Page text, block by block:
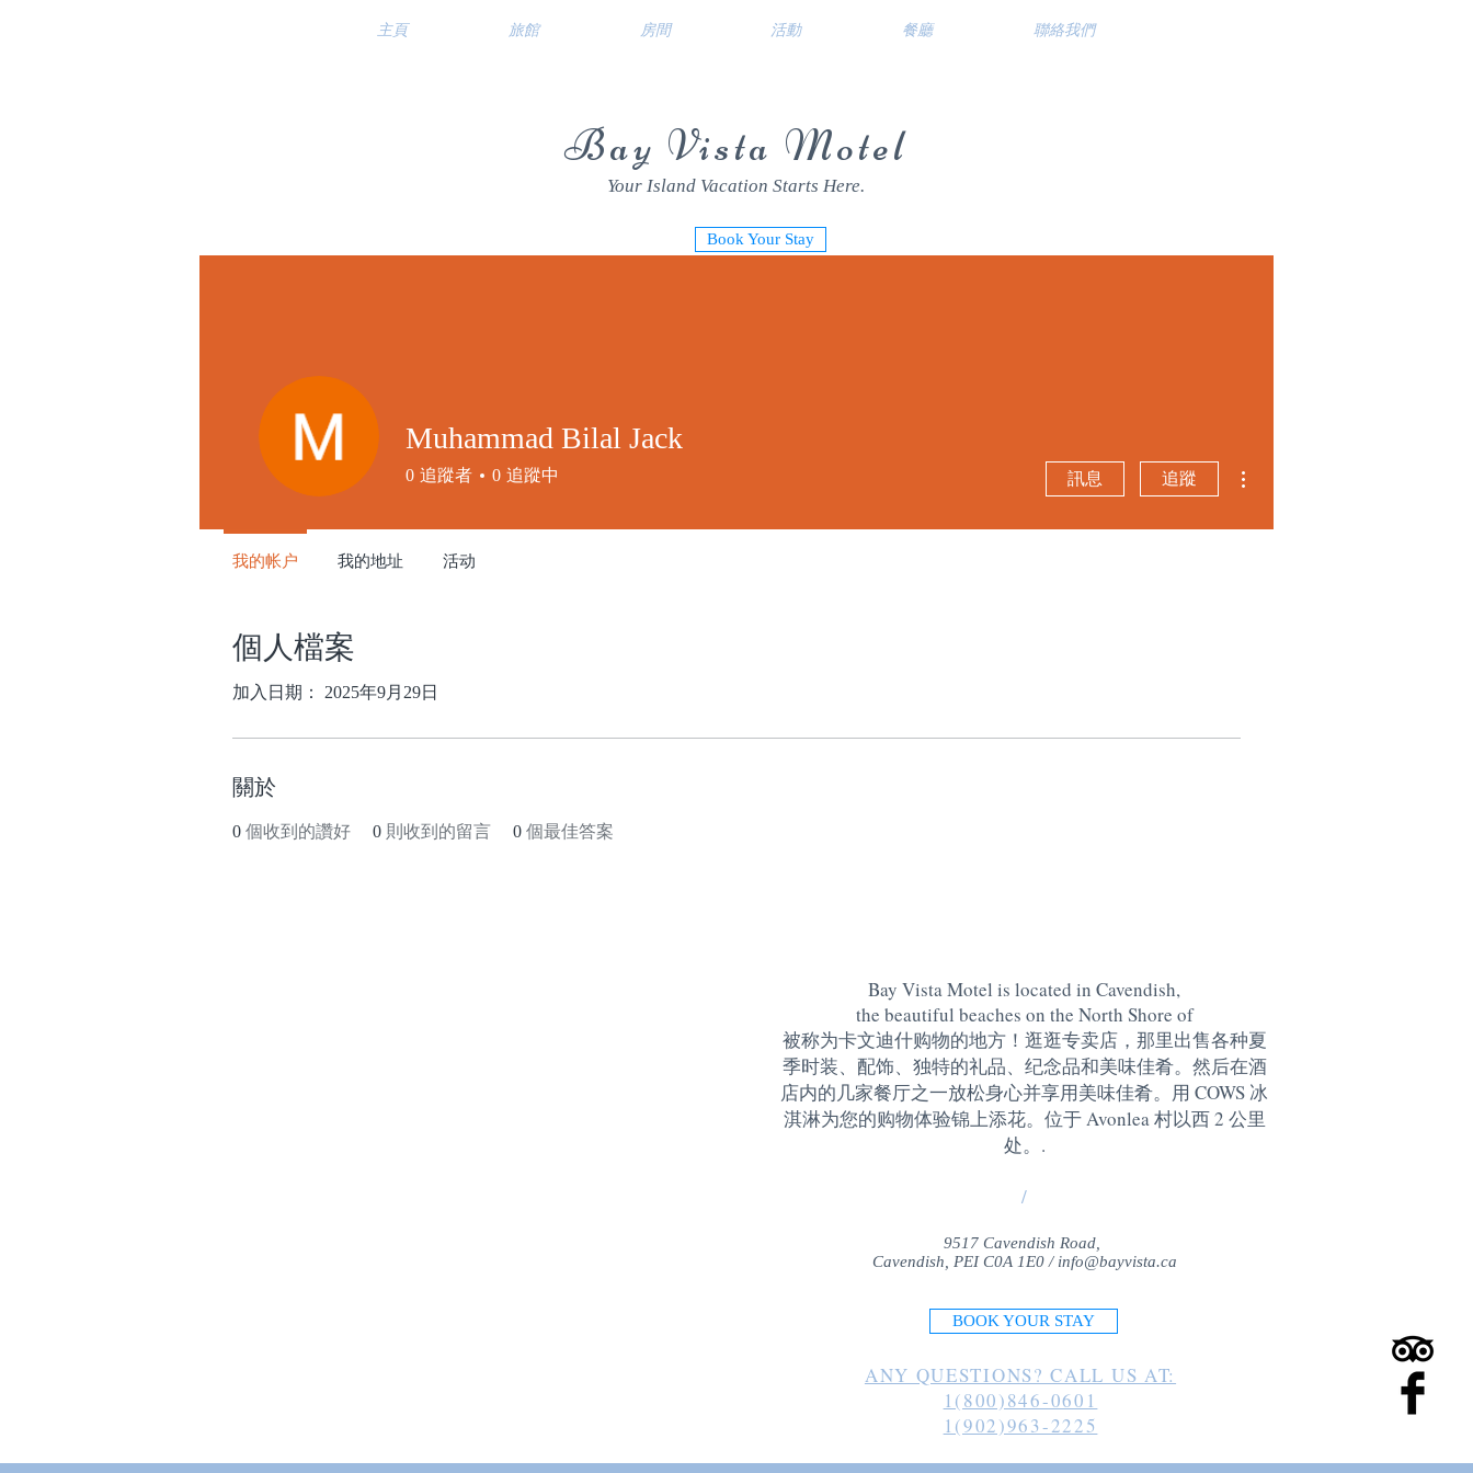
主頁 旅館 房間 活動 餐廳 聯絡我們
Bay Vista Motel
Your Island Vacation Starts Here.
Book Your Stay
個人檔案
加入日期： 2025年9月29日
關於
0 個收到的讚好 0 則收到的留言 0 個最佳答案
Muhammad Bilal Jack
0 追蹤者 0 追蹤中 訊息 追蹤
我的帐户 我的地址 活动
Bay Vista Motel is located in Cavendish,
the beautiful beaches on the North Shore of
被称为卡文迪什购物的地方！逛逛专卖店，那里出售各种夏
季时装、配饰、独特的礼品、纪念品和美味佳肴。然后在酒
店内的几家餐厅之一放松身心并享用美味佳肴。用 COWS 冰
淇淋为您的购物体验锦上添花。位于 Avonlea 村以西 2 公里
处。 .
/
9517 Cavendish Road,
Cavendish, PEI C0A 1E0 / info@bayvista.ca
BOOK YOUR STAY
ANY QUESTIONS? CALL US AT:
1(800)846-0601
1(902)963-2225